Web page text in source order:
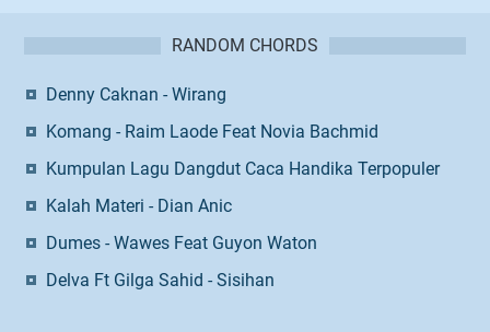
RANDOM CHORDS
Denny Caknan - Wirang
Komang - Raim Laode Feat Novia Bachmid
Kumpulan Lagu Dangdut Caca Handika Terpopuler
Kalah Materi - Dian Anic
Dumes - Wawes Feat Guyon Waton
Delva Ft Gilga Sahid - Sisihan